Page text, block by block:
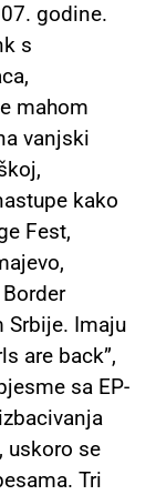
godine.
s
mahom
vanjski
kako
Fest,
Srbije. Imaju
are back”,
sa EP-
uskoro se
Tri